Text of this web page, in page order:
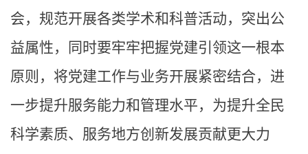
会，规范开展各类学术和科普活动，突出公
益属性，同时要牢牢把握党建引领这一根本
原则，将党建工作与业务开展紧密结合，进
一步提升服务能力和管理水平，为提升全民
科学素质、服务地方创新发展贡献更大力